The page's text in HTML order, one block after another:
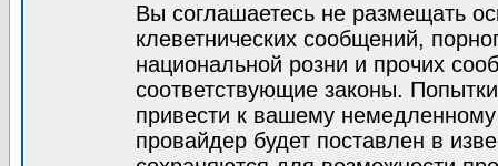
Вы соглашаетесь не размещать
клеветнических сообщений,
национальной розни и прочих
соответствующие законы.
привести к вашему
провайдер будет поставлен в